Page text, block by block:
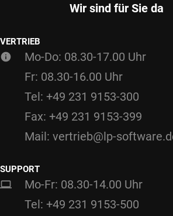
Wir sind für Sie da
VERTRIEB
Mo-Do: 08.30-17.00 Uhr
Fr: 08.30-16.00 Uhr
Tel: +49 231 9153-300
Fax: +49 231 9153-399
Mail: vertrieb@lp-
SUPPORT
Mo-Fr: 08.30-14.00 Uhr
Tel: +49 231 9153-500